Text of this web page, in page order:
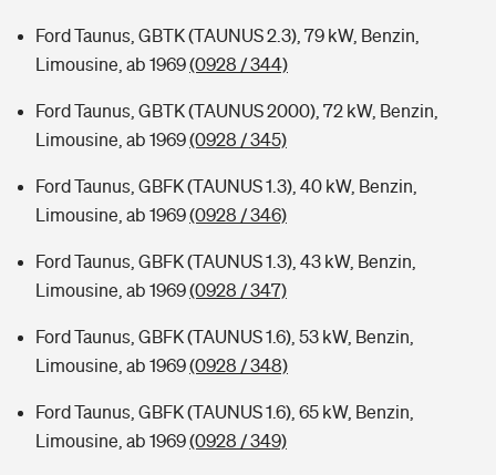
Ford Taunus, GBTK (TAUNUS 2.3), 79 kW, Benzin,
Limousine, ab 1969(0928 / 344)
Ford Taunus, GBTK (TAUNUS 2000), 72 kW, Benzin,
Limousine, ab 1969(0928 / 345)
Ford Taunus, GBFK (TAUNUS 1.3), 40 kW, Benzin,
Limousine, ab 1969(0928 / 346)
Ford Taunus, GBFK (TAUNUS 1.3), 43 kW, Benzin,
Limousine, ab 1969(0928 / 347)
Ford Taunus, GBFK (TAUNUS 1.6), 53 kW, Benzin,
Limousine, ab 1969(0928 / 348)
Ford Taunus, GBFK (TAUNUS 1.6), 65 kW, Benzin,
Limousine, ab 1969(0928 / 349)